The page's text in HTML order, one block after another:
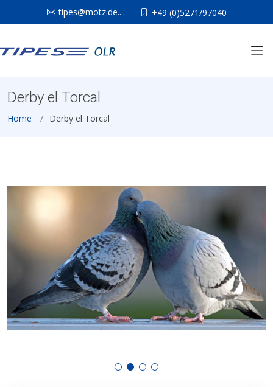
tipes@motz.de.... +49 (0)5271/97040
Derby el Torcal
Home Derby el Torcal